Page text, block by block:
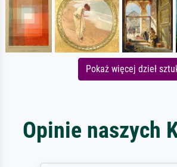
Pokaż więcej dzieł
Opinie naszych